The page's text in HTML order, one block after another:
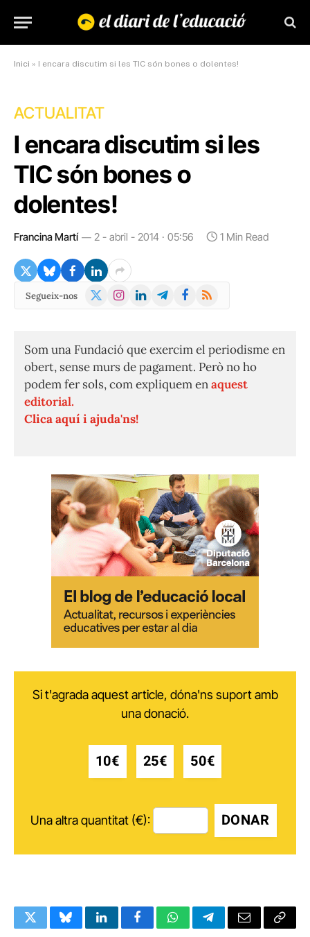
Inici » I encara discutim si les TIC són bones o dolentes!
ACTUALITAT
I encara discutim si les
TIC són bones o
dolentes!
Francina Martí 2 - abril - 2014 · 05:56 1 Min Read
Segueix-nos
X
Instagram
LinkedInTelegramFacebook
RSS
Som una Fundació que exercim el periodisme en
obert, sense murs de pagament. Però no ho
podem fer sols, com expliquem enaquest
editorial.
Clica aquí i ajuda'ns!
Si t'agrada aquest article, dóna'ns suport amb
una donació.
10€ 25€ 50€
Una altra quantitat (€): DONAR
TwitterBlueskyLinkedInFacebookWhatsAppTelegramEmail Copy